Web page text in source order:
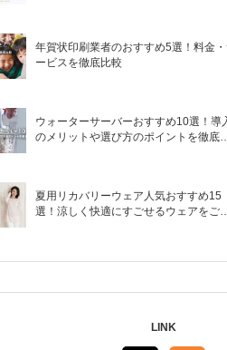
年賀状印刷業者のおすすめ5選！料金
ービスを徹底比較
ウォーターサーバーおすすめ10選！導
のメリットや選び方のポイントを徹底
夏用リカバリーウェア人気おすすめ15
選！涼しく快適にすごせるウェアをご
LINK